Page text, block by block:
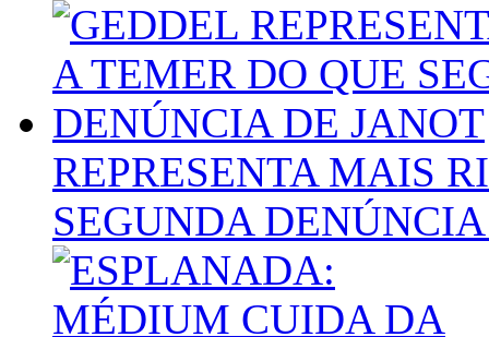
REPRESENTA MAIS
SEGUNDA